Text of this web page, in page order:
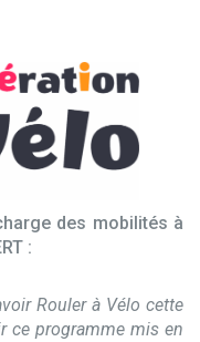
des mobilités à
:
Rouler à Vélo cette
ce programme mis en